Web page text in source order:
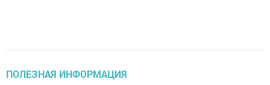
ПОЛЕЗНАЯ ИНФОРМАЦИЯ